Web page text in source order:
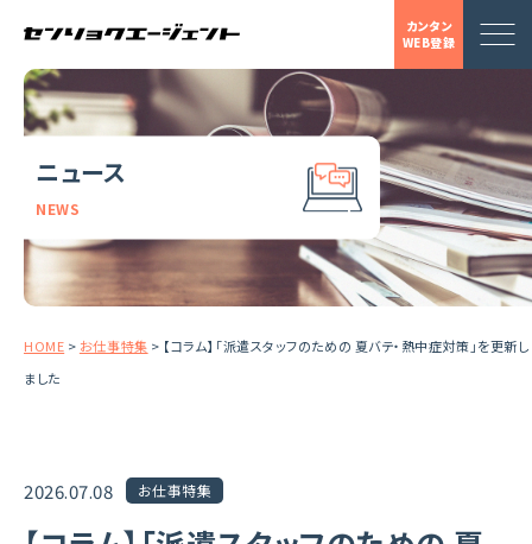
カンタン
WEB登録
ニュース
NEWS
HOME > お仕事特集 > 【コラム】「派遣スタッフのための 夏バテ・熱中症対策」を更新し
ました
2026.07.08 お仕事特集